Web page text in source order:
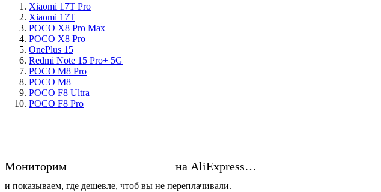
Xiaomi 17T Pro
Xiaomi 17T
POCO X8 Pro Max
POCO X8 Pro
OnePlus 15
Redmi Note 15 Pro+ 5G
POCO M8 Pro
POCO M8
POCO F8 Ultra
POCO F8 Pro
Мониторим на AliExpress…
и показываем, где дешевле, чтоб вы не переплачивали.